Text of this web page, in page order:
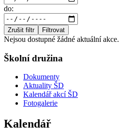
do:
Zrušit filtr Filtrovat
Nejsou dostupné žádné aktuální akce.
Školní družina
Dokumenty
Aktuality ŠD
Kalendář akcí ŠD
Fotogalerie
Kalendář